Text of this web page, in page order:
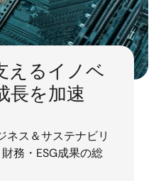
えるイノベ
長を加速
ネス＆サステナビリ
務・ESG成果の総